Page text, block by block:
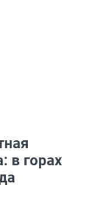
в горах